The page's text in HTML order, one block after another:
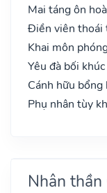
Mai táng ôn
Điền viên thoái
Khai môn
Yêu đà bối
Cánh hữu
Phụ nhân tùy
Nhân